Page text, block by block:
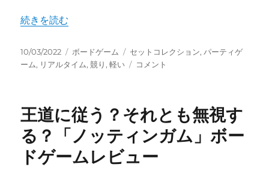
"【部下と遊んだらダメなやつ】「オークション狂想曲
続きを読む
投
稿
10/03/2022
カ
テ
ボードゲーム
タ
グ
セットコレクション, パーティゲ
ーム, リアルタイム,競り ,軽い
【部
ん
ら
メ
コメント
王道に従う？それとも無視す
る？「ノッティンガム」ボー
ドゲームレビュー